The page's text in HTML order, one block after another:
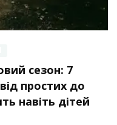
сезон: 7
простих до
навіть дітей